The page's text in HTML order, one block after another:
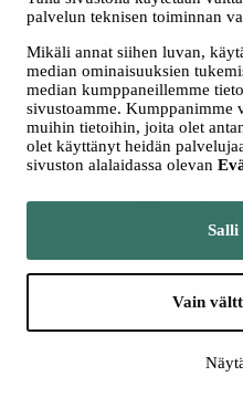
palvelun teknisen toiminnan
Mikäli annat siihen luvan,
median ominaisuuksien
median kumppaneillemme
sivustoamme. Kumppanimme
muihin tietoihin, joita olet
olet käyttänyt heidän
sivuston alalaidassa olevan
Vain
Tampere
Yliopistonkatu 55
33100 Tampere